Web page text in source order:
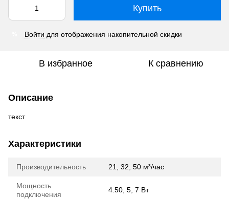
Купить
Войти для отображения накопительной скидки
В избранное К сравнению
Описание
текст
Характеристики
Производительность 21, 32, 50 м³/час
Мощность
подключения
4.50, 5, 7 Вт